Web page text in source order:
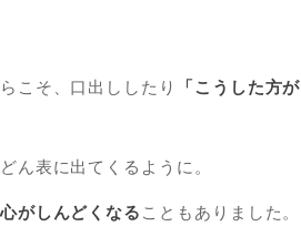
こそ、口出ししたり
「こうした方が
ん表に出てくるように。
がしんどくなる こともありました。